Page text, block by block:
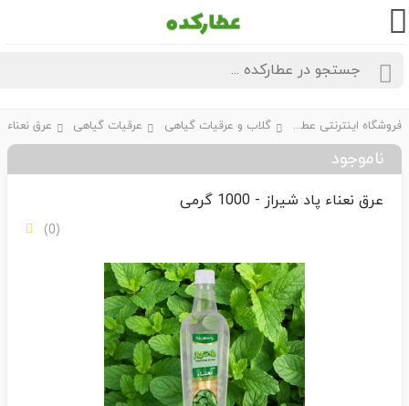
فروشگاه اینترنتی عطارکده گلاب و عرقیات گیاهی عرقیات گیاهی
ناموجود
عرق نعناء پاد شیراز - 1000 گرمی